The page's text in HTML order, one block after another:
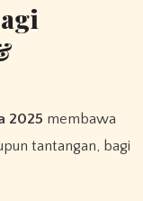
2025 membawa
tantangan, bagi